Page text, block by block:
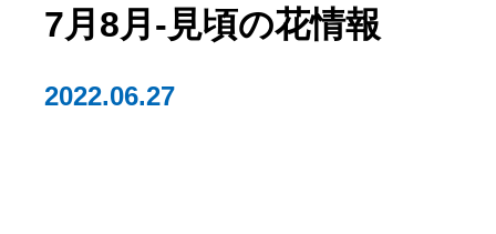
7月8月-見頃の花情報
2022.06.27